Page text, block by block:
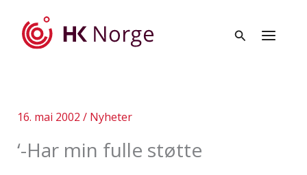
16. mai 2002 / Nyheter
‘-Har min fulle støtte